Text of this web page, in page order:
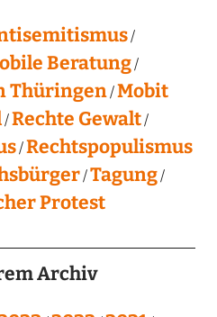
Beratung
Thüringen Mobit
Rechte Gewalt
Rechtspopulismus
Tagung
Protest
Archiv